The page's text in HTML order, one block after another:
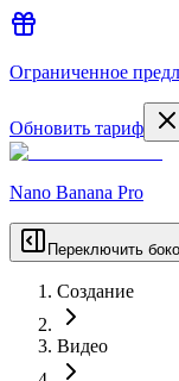
Ограниченное
Обновить тариф
Nano Banana Pro
Переключить
Создание
Видео